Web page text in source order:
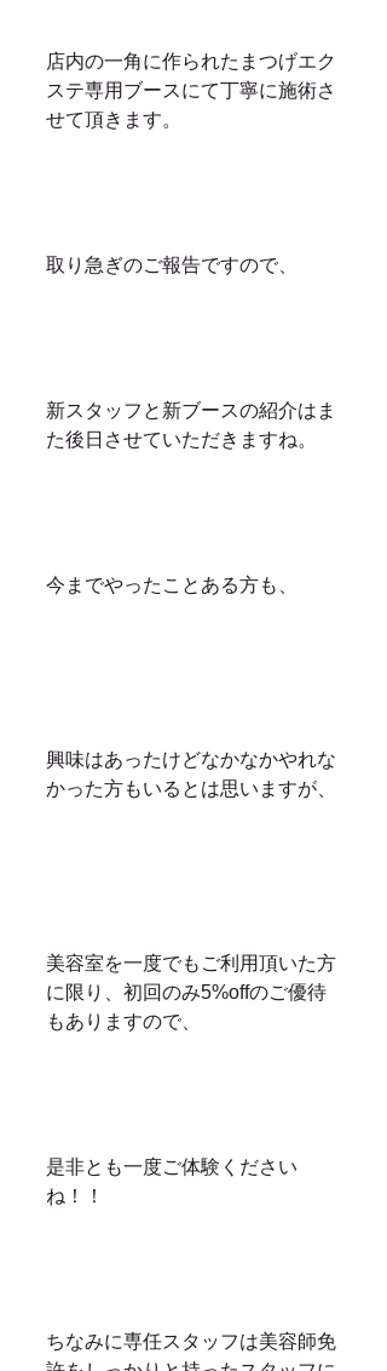
店内の一角に作られたまつげエク
ステ専用ブースにて丁寧に施術さ
せて頂きます。
取り急ぎのご報告ですので、
新スタッフと新ブースの紹介はま
た後日させていただきますね。
今までやったことある方も、
興味はあったけどなかなかやれな
かった方もいるとは思いますが、
美容室を一度でもご利用頂いた方
に限り、初回のみ5%offのご優待
もありますので、
是非とも一度ご体験ください
ね！！
ちなみに専任スタッフは美容師免